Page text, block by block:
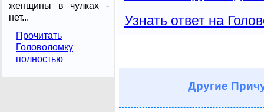
женщины в чулках -
нет...
Прочитать
Головоломку
полностью
Узнать ответ на
Другие